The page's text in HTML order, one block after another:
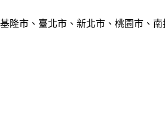
隆市、臺北市、新北市、桃園市、